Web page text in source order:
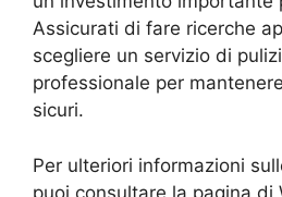
Assicurati di fare ricerche
scegliere un servizio di
professionale per
sicuri.
Per ulteriori informazioni
puoi consultare la pagina di